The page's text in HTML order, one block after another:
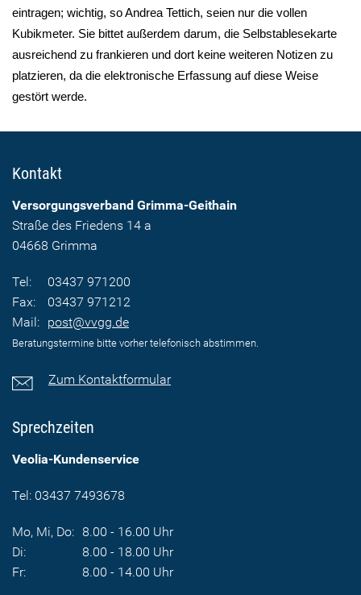
eintragen; wichtig, so Andrea Tettich, seien nur die vollen
Kubikmeter. Sie bittet außerdem darum, die Selbstablesekarte
ausreichend zu frankieren und dort keine weiteren Notizen zu
platzieren, da die elektronische Erfassung auf diese Weise
gestört werde.
Kontakt
Versorgungsverband Grimma-Geithain
Straße des Friedens 14 a
04668 Grimma
Tel:
03437 971200
Fax:
03437 971212
Mail: post@vvgg.de
Beratungstermine bitte vorher telefonisch abstimmen.
Zum Kontaktformular
Sprechzeiten
Veolia-Kundenservice
Tel: 03437 7493678
Mo, Mi, Do: 8.00 - 16.00 Uhr
Di:
8.00 - 18.00 Uhr
Fr:
8.00 - 14.00 Uhr